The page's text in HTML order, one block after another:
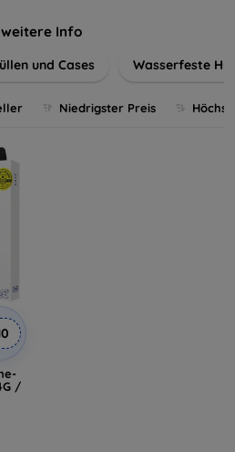
Stil perfekt zu
weitere Info
und Cases Wasserfeste
Niedrigster Preis
/